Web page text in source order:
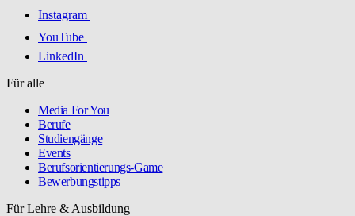
Instagram
YouTube
LinkedIn
Für alle
Media For You
Berufe
Studiengänge
Events
Berufsorientierungs-Game
Bewerbungstipps
Für Lehre & Ausbildung